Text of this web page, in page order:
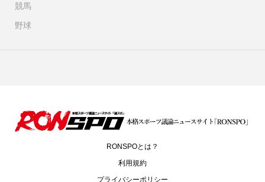
競馬
野球
RONSPOとは？
利用規約
プライバシーポリシー